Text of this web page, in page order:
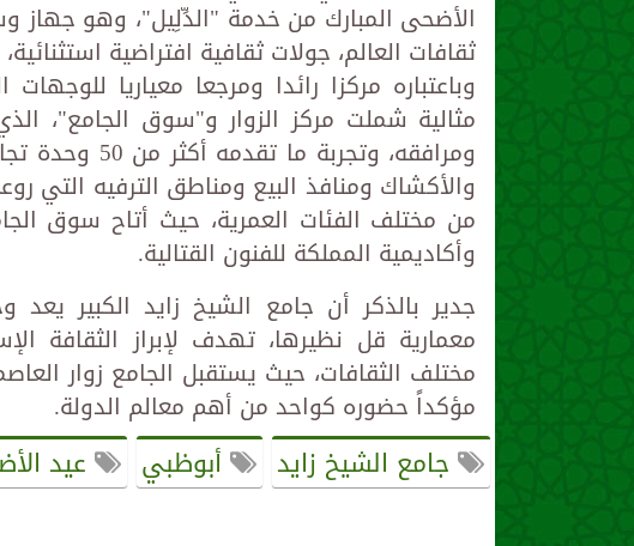
الأضحى المبارك من خدمة "الدِّلِيل"، وهو جهاز
ثقافات العالم، جولات ثقافية افتراضية استثنائية، بـ14 لغة
وباعتباره مركزا رائدا ومرجعا معياريا
مثالية شملت مركز الزوار و"سوق الجامع"،
ومرافقه،
والأكشاك ومنافذ البيع ومناطق الترفيه التي
من مختلف الفئات العمرية، حيث أتاح سوق
وأكاديمية المملكة للفنون القتالية.
جدير بالذكر أن جامع الشيخ زايد الكبير
معمارية قل نظيرها، تهدف لإبراز الثقافة
مختلف الثقافات، حيث يستقبل الجامع زوار
مؤكداً حضوره كواحد من أهم معالم الدولة.
جامع الشيخ زايد أبوظبي عيد